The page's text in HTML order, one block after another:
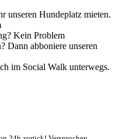
unseren Hundeplatz mieten.
Kein Problem
Dann abboniere unseren
im Social Walk unterwegs.